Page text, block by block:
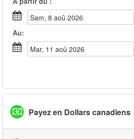
sam, 8 aoû 2026
Au:
mar, 11 aoû 2026
Payez en Dollars canadiens